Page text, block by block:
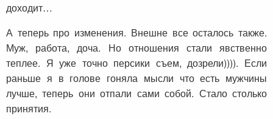
доходит…
А теперь про изменения. Внешне все осталось также.
Муж, работа, доча. Но отношения стали явственно
теплее. Я уже точно персики съем, дозрели)))). Если
раньше я в голове гоняла мысли что есть мужчины
лучше, теперь они отпали сами собой. Стало столько
принятия.